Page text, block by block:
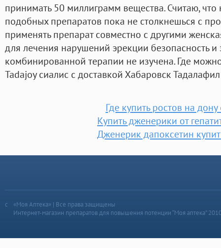
принимать 50 миллиграмм вещества. Считаю, что
подобных препаратов пока не столкнешься с
применять препарат совместно с другими
для лечения нарушений эрекции безопасность и
комбинированной терапии не изучена. Где
Tadajoy сиалис с доставкой Хабаровск
Где купить ростов на дону
Купить дженерики от
Дженерик дапоксетин
«Моя Аптека» | Все права защищены
Интернет-магазин препаратов для повышения потенции “Моя аптека”